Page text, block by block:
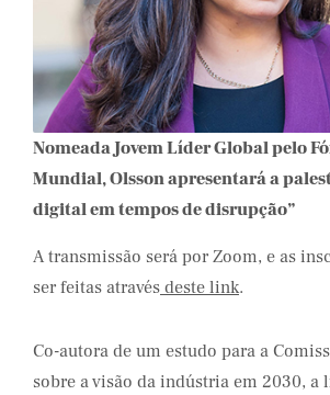
Nomeada Jovem Líder Global pelo
Mundial, Olsson apresentará a
digital em tempos de disrupção”
A transmissão será por Zoom, e as
ser feitas através deste link.
Co-autora de um estudo para a
sobre a visão da indústria em 2030, a